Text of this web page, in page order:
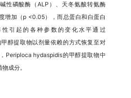
性磷酸酶（ALP）、天冬氨酸转氨酶
增加（p <0.05），而总蛋白和白蛋白
引起的各种参数的变化水平通过
醇提取物以剂量依赖的方式恢复至对
Periploca hydaspidis的甲醇提取物中
成分。